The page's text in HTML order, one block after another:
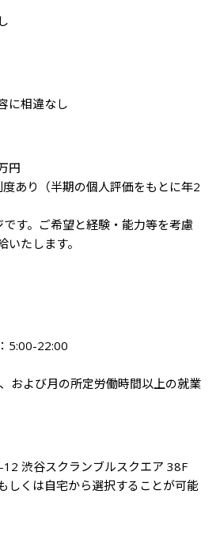
円
あり（半期の個人評価をもとに年2
す。ご希望と経験・能力等を考慮
いたします。
5:00-22:00
および月の所定労働時間以上の就業
渋谷スクランブルスクエア 38F
しくは自宅から選択することが可能